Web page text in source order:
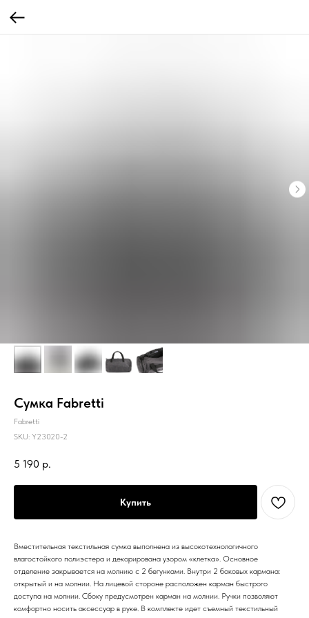
Сумка Fabretti
Fabretti
SKU: Y23020-2
5 190 р.
Купить
Вместительная текстильная сумка выполнена из высокотехнологичного
влагостойкого полиэстера и декорирована узором «клетка». Основное
отделение закрывается на молнию с 2 бегунками. Внутри 2 боковых кармана:
открытый и на молнии. На лицевой стороне расположен карман быстрого
доступа на молнии. Сбоку предусмотрен карман на молнии. Ручки позволяют
комфортно носить аксессуар в руке. В комплекте идет съемный текстильный